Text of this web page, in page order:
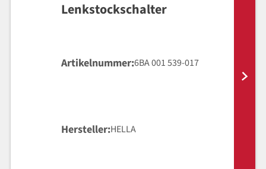
Lenkstockschalter
Artikelnummer 6BA 001 539-017
Hersteller HELLA